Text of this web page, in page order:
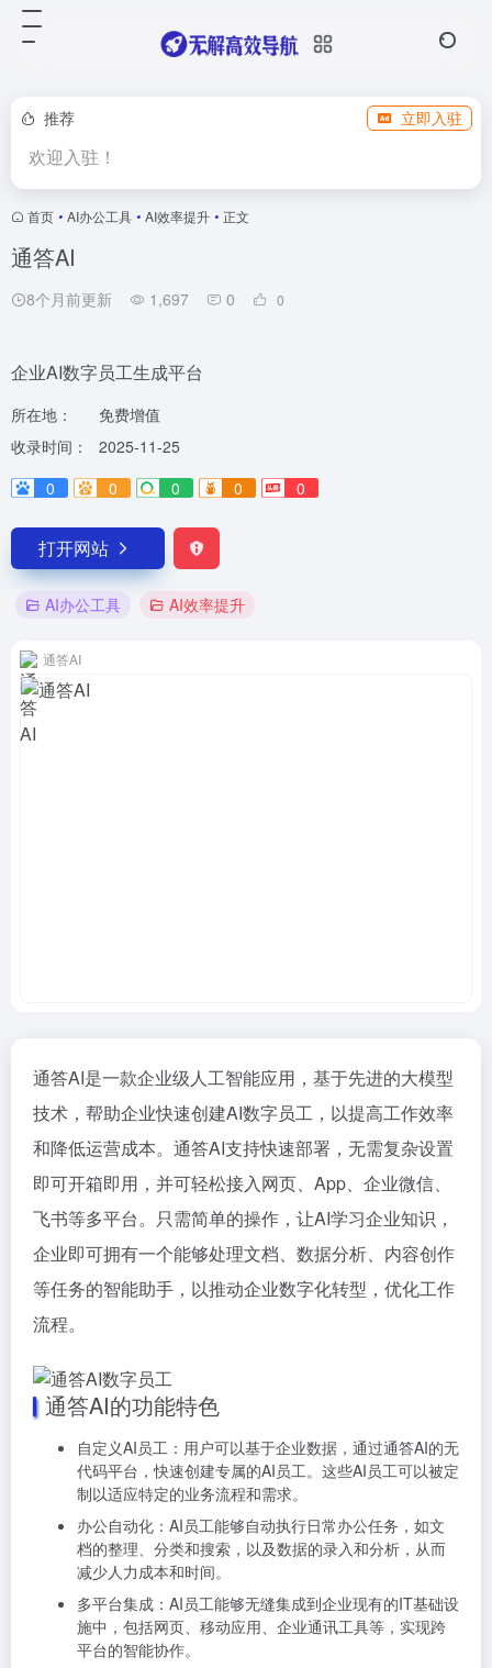
推荐 立即入驻
欢迎入驻！
首页 • AI办公工具 • AI效率提升 • 正文
通答AI
8个月前更新 1,697 0 0
企业AI数字员工生成平台
所在地：
免费增值
收录时间：
2025-11-25
0
0 0 0 0
打开网站
AI办公工具 AI效率提升
通答AI
通答AI是一款企业级人工智能应用，基于先进的大模型
技术，帮助企业快速创建AI数字员工，以提高工作效率
和降低运营成本。通答AI支持快速部署，无需复杂设置
即可开箱即用，并可轻松接入网页、App、企业微信、
飞书等多平台。只需简单的操作，让AI学习企业知识，
企业即可拥有一个能够处理文档、数据分析、内容创作
等任务的智能助手，以推动企业数字化转型，优化工作
流程。
通答AI的功能特色
自定义AI员工：用户可以基于企业数据，通过通答AI的无
代码平台，快速创建专属的AI员工。这些AI员工可以被定
制以适应特定的业务流程和需求。
办公自动化：AI员工能够自动执行日常办公任务，如文
档的整理、分类和搜索，以及数据的录入和分析，从而
减少人力成本和时间。
多平台集成：AI员工能够无缝集成到企业现有的IT基础设
施中，包括网页、移动应用、企业通讯工具等，实现跨
平台的智能协作。